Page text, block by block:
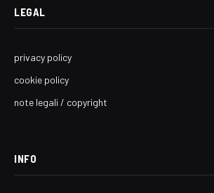
LEGAL
privacy policy
cookie policy
note legali / copyright
INFO